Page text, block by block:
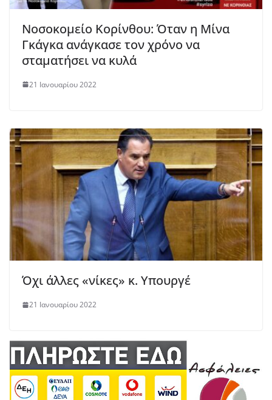
Νοσοκομείο Κορίνθου: Όταν η Μίνα
Γκάγκα ανάγκασε τον χρόνο να
σταματήσει να κυλά
21 Ιανουαρίου 2022
Όχι άλλες «νίκες» κ. Υπουργέ
21 Ιανουαρίου 2022